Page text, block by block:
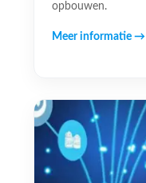
opbouwen.
Meer informatie →